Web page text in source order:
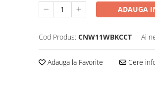
ADAUGA
Cod Produs: CNW11WBKCCT Ai
Adauga la Favorite Cere